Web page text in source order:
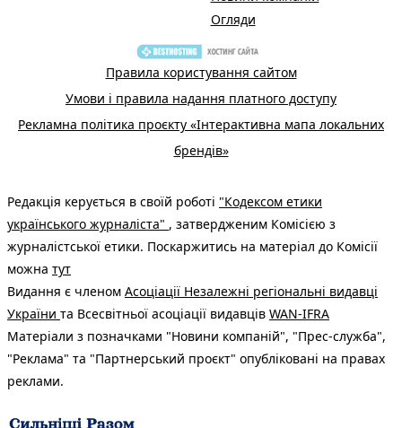
Огляди
Правила користування сайтом
Умови і правила надання платного доступу
Рекламна політика проєкту «Інтерактивна мапа локальних
брендів»
Редакція керується в своїй роботі "Кодексом етики
українського журналіста" , затвердженим Комісією з
журналістської етики. Поскаржитись на матеріал до Комісії
можна тут
Видання є членом Асоціації Незалежні регіональні видавці
України та Всесвітньої асоціації видавців WAN-IFRA
Матеріали з позначками "Новини компаній", "Прес-служба",
"Реклама" та "Партнерський проєкт" опубліковані на правах
реклами.